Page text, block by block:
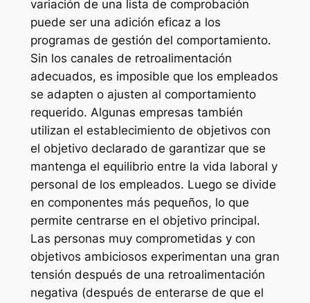
variación de una lista de comprobación
puede ser una adición eficaz a los
programas de gestión del comportamiento.
Sin los canales de retroalimentación
adecuados, es imposible que los empleados
se adapten o ajusten al comportamiento
requerido. Algunas empresas también
utilizan el establecimiento de objetivos con
el objetivo declarado de garantizar que se
mantenga el equilibrio entre la vida laboral y
personal de los empleados. Luego se divide
en componentes más pequeños, lo que
permite centrarse en el objetivo principal.
Las personas muy comprometidas y con
objetivos ambiciosos experimentan una gran
tensión después de una retroalimentación
negativa (después de enterarse de que el